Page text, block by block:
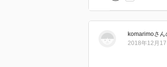
komarimoさん
2018年12月17